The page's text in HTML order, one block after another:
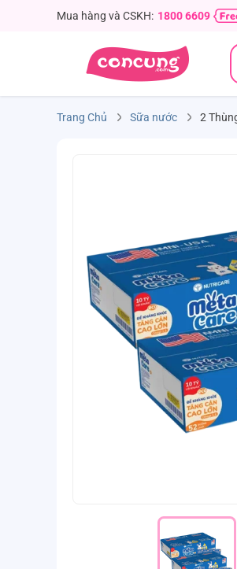
Mua hàng và CSKH: 1800 6609
Trang Chủ Sữa nước 2